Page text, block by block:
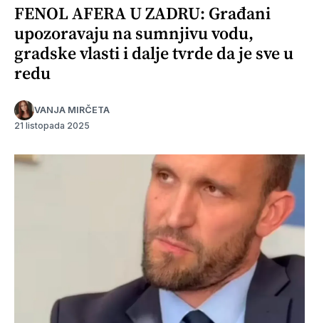
FENOL AFERA U ZADRU: Građani
upozoravaju na sumnjivu vodu,
gradske vlasti i dalje tvrde da je sve u
redu
VANJA MIRČETA
21 listopada 2025